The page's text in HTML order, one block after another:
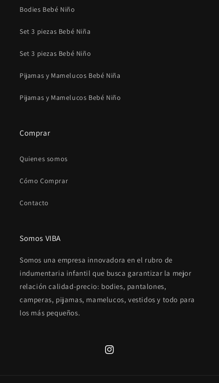
Bodies Bebé Niño
Set 3 piezas Bebé Niña
Set 3 piezas Bebé Niño
Pijamas y Mamelucos Bebé Niña
Pijamas y Mamelucos Bebé Niño
Comprar
Quienes somos
Cómo Comprar
Contacto
Somos VIBA
Somos una empresa innovadora en el rubro de
indumentaria infantil que busca garantizar la mejor
relación calidad-precio: bodies, pantalones,
camperas, pijamas, mamelucos, vestidos y todo para
los más pequeños.
Instagram